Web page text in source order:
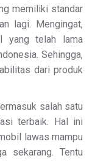
memiliki standar
lagi. Mengingat,
yang telah lama
Sehingga,
dari produk
salah satu
terbaik. Hal ini
lawas mampu
sekarang. Tentu